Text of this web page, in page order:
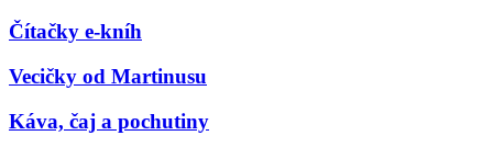
Čítačky e-kníh
Vecičky od Martinusu
Káva, čaj a pochutiny